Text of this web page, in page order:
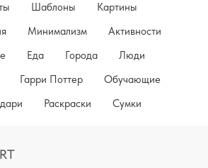
Шаблоны
Картины
Минимализм
Активности
Еда Города
Люди
Гарри Поттер
Обучающие
Раскраски Сумки